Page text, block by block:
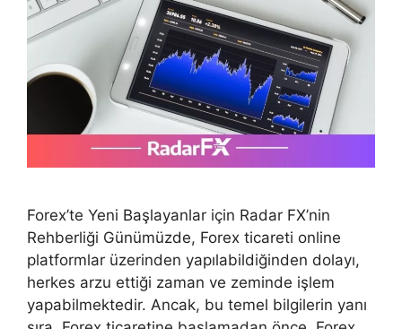
Forex’te Yeni Başlayanlar için Radar FX’nin
Rehberliği Günümüzde, Forex ticareti online
platformlar üzerinden yapılabildiğinden dolayı,
herkes arzu ettiği zaman ve zeminde işlem
yapabilmektedir. Ancak, bu temel bilgilerin yanı